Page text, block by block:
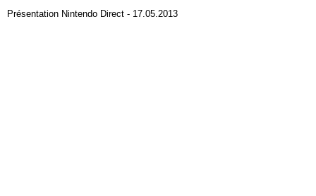
Présentation Nintendo Direct - 17.05.2013